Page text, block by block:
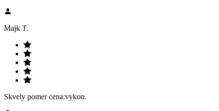
Majk T.
Skvely pomer cena:vykon.